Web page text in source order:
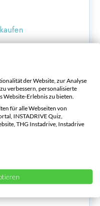
online
zum Bestpreis
Leasing
der Website, zur Analyse
verbessern, personalisierte
Erlebnis zu bieten.
für alle Webseiten von
INSTADRIVE Quiz,
THG Instadrive, Instadrive